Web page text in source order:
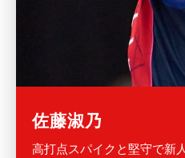
佐藤淑乃
高打点スパイクと堅守で新